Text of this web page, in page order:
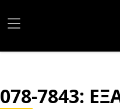
078-7843: